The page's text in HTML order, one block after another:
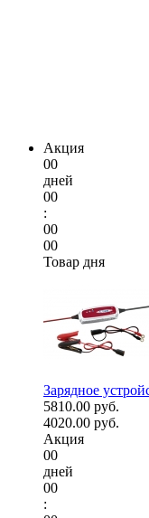
Акция
00
дней
00
:
00
00
Товар дня
Зарядное
5810.00 руб.
4020.00 руб.
Акция
00
дней
00
: